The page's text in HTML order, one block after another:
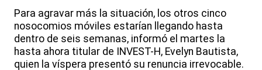
Para agravar más la situación, los otros cinco
nosocomios móviles estarían llegando hasta
dentro de seis semanas, informó el martes la
hasta ahora titular de INVEST-H, Evelyn Bautista,
quien la víspera presentó su renuncia irrevocable.